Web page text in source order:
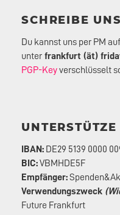
SCHREIBE UNS
Du kannst uns per PM
unter frankfurt (ät)
PGP-Keyverschlüsselt
IBAN: DE29 5139 0000
BIC:VBMHDE5F
Empfänger:
Verwendungszweck
Future Frankfurt